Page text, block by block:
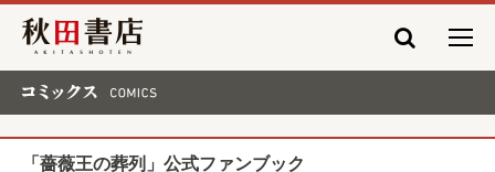
秋田書店
「薔薇王の葬列」公式ファンブック